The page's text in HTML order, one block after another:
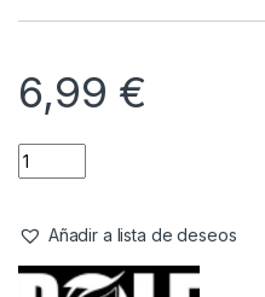
6,99 €
Añadir a lista de deseos